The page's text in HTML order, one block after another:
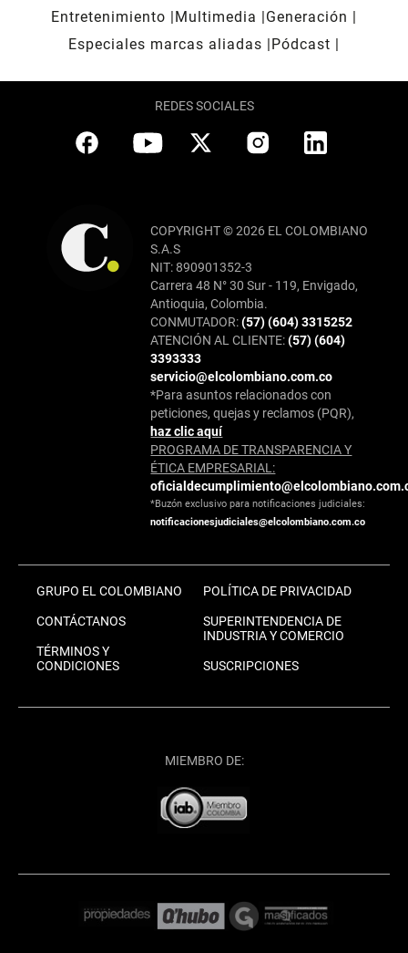
Entretenimiento
Multimedia
Generación
Especiales marcas aliadas
Pódcast
REDES SOCIALES
COPYRIGHT © 2026 EL COLOMBIANO
S.A.S
NIT: 890901352-3
Carrera 48 N° 30 Sur - 119, Envigado,
Antioquia, Colombia.
CONMUTADOR:(57) (604) 3315252
ATENCIÓN AL CLIENTE:(57) (604)
3393333
servicio@elcolombiano.com.co
*Para asuntos relacionados con
peticiones, quejas y reclamos (PQR),
haz clic aquí
PROGRAMA DE TRANSPARENCIA Y
ÉTICA EMPRESARIAL:
*Buzón exclusivo para notificaciones judiciales:
notificacionesjudiciales@elcolombiano.com.co
GRUPO EL COLOMBIANO
CONTÁCTANOS
TÉRMINOS Y
CONDICIONES
POLÍTICA DE PRIVACIDAD
SUPERINTENDENCIA DE
INDUSTRIA Y COMERCIO
SUSCRIPCIONES
MIEMBRO DE: